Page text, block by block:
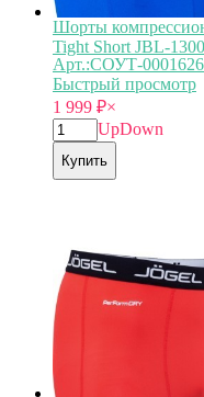
Шорты
Tight Short JBL-
Арт.:СОУТ-
Быстрый просмотр
1 999 ₽×
UpDown
Купить